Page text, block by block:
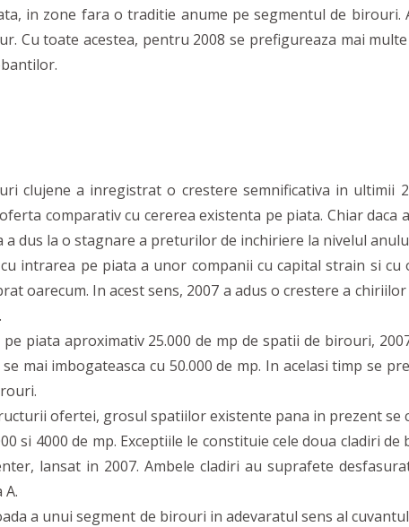
in zone fara o traditie anume pe segmentul de birouri.
Cu toate acestea, pentru 2008 se prefigureaza mai
clujene a inregistrat o crestere semnificativa in ultimii
comparativ cu cererea existenta pe piata. Chiar
a dus la o stagnare a preturilor de inchiriere la nivelul
intrarea pe piata a unor companii cu capital strain si
oarecum. In acest sens, 2007 a adus o crestere a
piata aproximativ 25.000 de mp de spatii de birouri,
mai imbogateasca cu 50.000 de mp. In acelasi timp se
ofertei, grosul spatiilor existente pana in prezent se
si 4000 de mp. Exceptiile le constituie cele doua cladiri
lansat in 2007. Ambele cladiri au suprafete
a unui segment de birouri in adevaratul sens al